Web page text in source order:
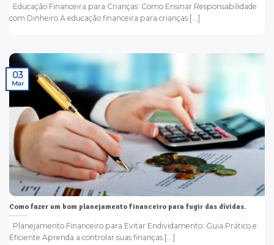
Educação Financeira para Crianças: Como Ensinar Responsabilidade
com Dinheiro A educação financeira para crianças [...]
Como fazer um bom planejamento financeiro para fugir das dívidas.
Planejamento Financeiro para Evitar Endividamento: Guia Prático e
Eficiente Aprenda a controlar suas finanças [...]
03
Mar